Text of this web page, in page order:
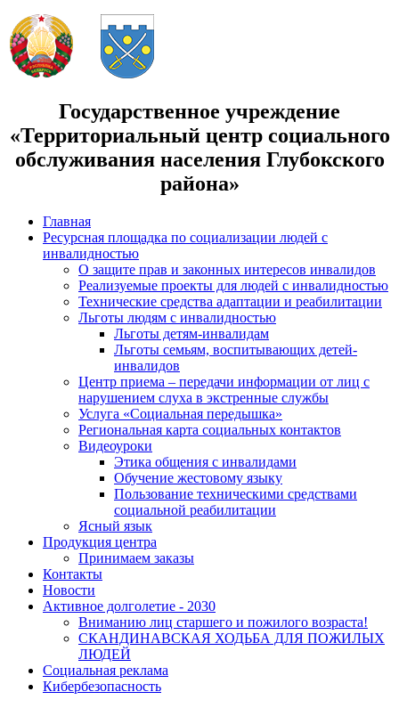
Государственное учреждение
«Территориальный центр социального
обслуживания населения Глубокского
района»
Главная
Ресурсная площадка по социализации людей с
инвалидностью
О защите прав и законных интересов инвалидов
Реализуемые проекты для людей с инвалидностью
Технические средства адаптации и реабилитации
Льготы людям с инвалидностью
Льготы детям-инвалидам
Льготы семьям, воспитывающих детей-
инвалидов
Центр приема – передачи информации от лиц с
нарушением слуха в экстренные службы
Услуга «Социальная передышка»
Региональная карта социальных контактов
Видеоуроки
Этика общения с инвалидами
Обучение жестовому языку
Пользование техническими средствами
социальной реабилитации
Ясный язык
Продукция центра
Принимаем заказы
Контакты
Новости
Активное долголетие - 2030
Вниманию лиц старшего и пожилого возраста!
CКАНДИНАВСКАЯ ХОДЬБА ДЛЯ ПОЖИЛЫХ
ЛЮДЕЙ
Социальная реклама
Кибербезопасность